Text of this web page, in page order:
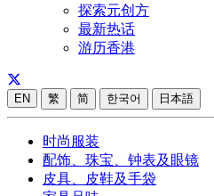
探索元创方
最新热话
游历香港
EN 繁 简 한국어 日本語
时尚服装
配饰、珠宝、钟表及眼镜
皮具、皮鞋及手袋